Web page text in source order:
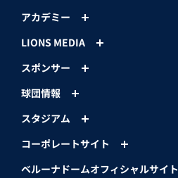
アカデミー
LIONS MEDIA
スポンサー
球団情報
スタジアム
コーポレートサイト
ベルーナドームオフィシャルサイト